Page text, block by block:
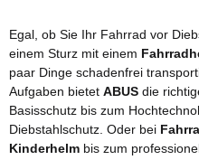
Egal, ob Sie Ihr Fahrrad vor
einem Sturz mit einem
paar Dinge schadenfrei
Aufgaben bietet ABUS die
Basisschutz bis zum
Diebstahlschutz. Oder bei
Kinderhelm bis zum